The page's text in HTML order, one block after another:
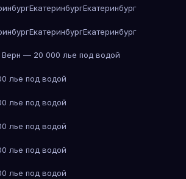
ЕкатеринбургЕкатеринбург
ЕкатеринбургЕкатеринбург
— 20 000 лье под водой
лье под водой
лье под водой
лье под водой
лье под водой
лье под водой